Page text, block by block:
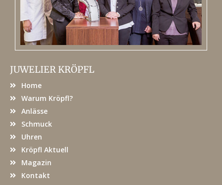
JUWELIER KRÖPFL
Home
Warum Kröpfl?
Anlässe
Schmuck
Uhren
Kröpfl Aktuell
Magazin
Kontakt